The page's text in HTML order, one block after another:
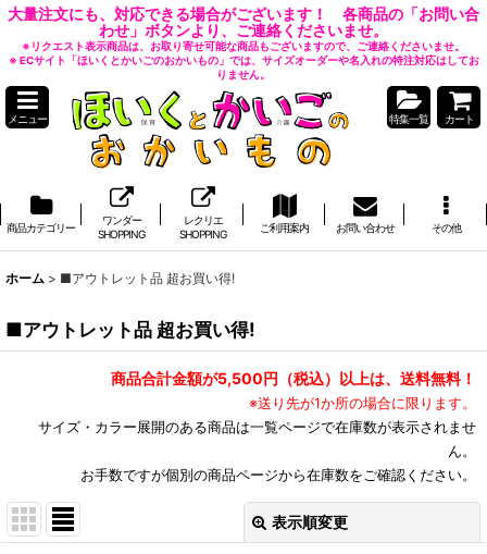
大量注文にも、対応できる場合がございます！ 各商品の「お問い合
わせ」ボタンより、ご連絡くださいませ。
※リクエスト表示商品は、お取り寄せ可能な商品もございますので、ご連絡くださいませ。
※ ECサイト「ほいくとかいごのおかいもの」では、サイズオーダーや名入れの特注対応はしてお
りません。
メニュー 特集一覧 カート
商品カテゴリー
ワンダー
SHOPPING
レクリエ
SHOPPING
ご利用案内 お問い合わせ その他
ホーム > ■アウトレット品 超お買い得!
■アウトレット品 超お買い得!
商品合計金額が5,500円（税込）以上は、送料無料！
※送り先が1か所の場合に限ります。
サイズ・カラー展開のある商品は一覧ページで在庫数が表示されませ
ん。
お手数ですが個別の商品ページから在庫数をご確認ください。
表示順変更